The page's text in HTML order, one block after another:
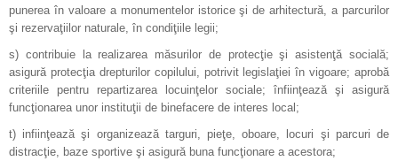
punerea în valoare a monumentelor istorice şi de arhitectură, a parcurilor
şi rezervaţiilor naturale, în condiţiile legii;
s) contribuie la realizarea măsurilor de protecţie şi asistenţă socială;
asigură protecţia drepturilor copilului, potrivit legislaţiei în vigoare; aprobă
criteriile pentru repartizarea locuinţelor sociale; înfiinţează şi asigură
funcţionarea unor instituţii de binefacere de interes local;
t) infiinţează şi organizează targuri, pieţe, oboare, locuri şi parcuri de
distracţie, baze sportive şi asigură buna funcţionare a acestora;